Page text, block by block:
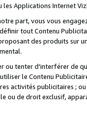
les Applications Internet
part, vous vous
tout Contenu
des produits sur
ou tenter d'interférer de
le Contenu
activités publicitaires ;
de droit exclusif,